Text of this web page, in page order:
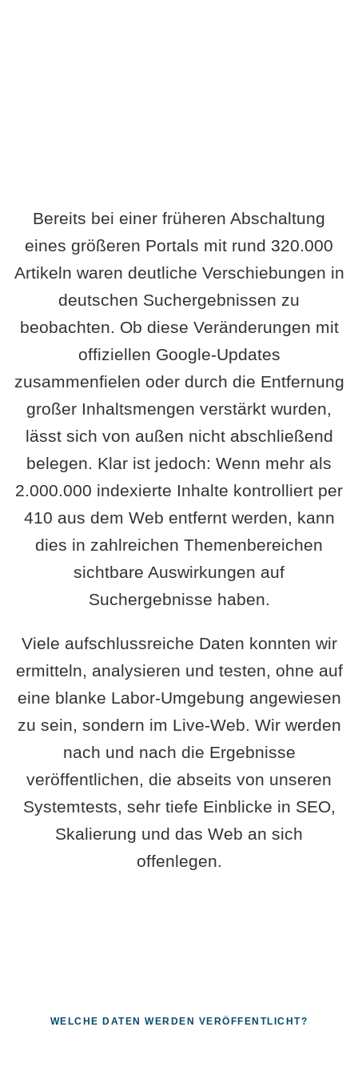
Bereits bei einer früheren Abschaltung
eines größeren Portals mit rund 320.000
Artikeln waren deutliche Verschiebungen in
deutschen Suchergebnissen zu
beobachten. Ob diese Veränderungen mit
offiziellen Google-Updates
zusammenfielen oder durch die Entfernung
großer Inhaltsmengen verstärkt wurden,
lässt sich von außen nicht abschließend
belegen. Klar ist jedoch: Wenn mehr als
2.000.000 indexierte Inhalte kontrolliert per
410 aus dem Web entfernt werden, kann
dies in zahlreichen Themenbereichen
sichtbare Auswirkungen auf
Suchergebnisse haben.
Viele aufschlussreiche Daten konnten wir
ermitteln, analysieren und testen, ohne auf
eine blanke Labor-Umgebung angewiesen
zu sein, sondern im Live-Web. Wir werden
nach und nach die Ergebnisse
veröffentlichen, die abseits von unseren
Systemtests, sehr tiefe Einblicke in SEO,
Skalierung und das Web an sich
offenlegen.
WELCHE DATEN WERDEN VERÖFFENTLICHT?